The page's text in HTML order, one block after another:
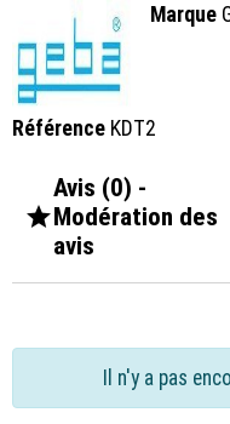
Marque
Référence KDT2

Avis (0) -
Modération des
avis
Il n'y a pas